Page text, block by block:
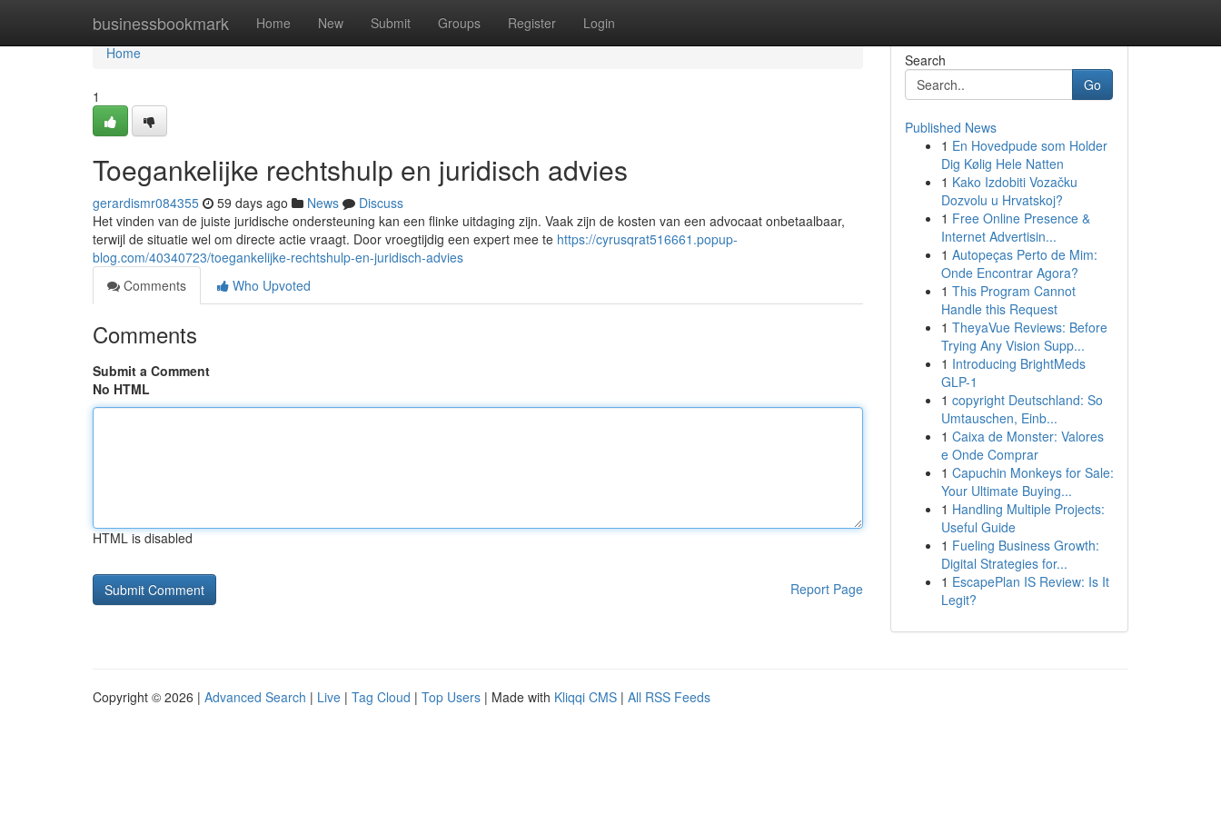
businessbookmark Home New Submit Groups Register Login
Home
Home
1
Toegankelijke rechtshulp en juridisch advies
gerardismr084355 59 days ago News
Discuss
Het vinden van de juiste juridische ondersteuning kan een flinke uitdaging zijn. Vaak zijn de kosten van een advocaat onbetaalbaar,
terwijl de situatie wel om directe actie vraagt. Door vroegtijdig een expert mee te https://cyrusqrat516661.popup-
blog.com/40340723/toegankelijke-rechtshulp-en-juridisch-advies
Comments
Who Upvoted
Comments
Submit a Comment
No HTML
HTML is disabled
Report Page
Search
Go
Published News
1 En Hovedpude som Holder
Dig Kølig Hele Natten
1 Kako Izdobiti Vozačku
Dozvolu u Hrvatskoj?
1 Free Online Presence &
Internet Advertisin...
1 Autopeças Perto de Mim:
Onde Encontrar Agora?
1 This Program Cannot
Handle this Request
1 TheyaVue Reviews: Before
Trying Any Vision Supp...
1 Introducing BrightMeds
GLP-1
1 copyright Deutschland: So
Umtauschen, Einb...
1 Caixa de Monster: Valores
e Onde Comprar
1 Capuchin Monkeys for Sale:
Your Ultimate Buying...
1 Handling Multiple Projects:
Useful Guide
1 Fueling Business Growth:
Digital Strategies for...
1 EscapePlan IS Review: Is It
Legit?
Copyright © 2026 | Advanced Search | Live | Tag Cloud | Top Users | Made with Kliqqi CMS | All RSS Feeds